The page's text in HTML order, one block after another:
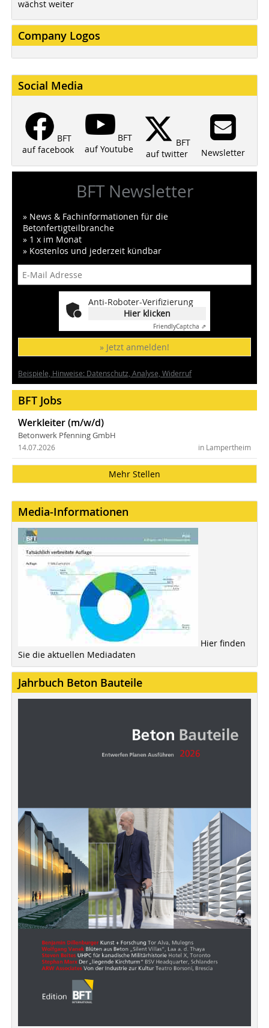
wächst weiter
Company Logos
Social Media
BFT
auf facebook
BFT
auf Youtube
BFT
auf twitter
Newsletter
BFT Newsletter
» News & Fachinformationen für die
Betonfertigteilbranche
» 1 x im Monat
» Kostenlos und jederzeit kündbar
Anti-Roboter-Verifizierung
Hier klicken
FriendlyCaptcha ⇗
» Jetzt anmelden!
Beispiele, Hinweise: Datenschutz, Analyse, Widerruf
BFT Jobs
Werkleiter (m/w/d)
Betonwerk Pfenning GmbH
in Lampertheim
14.07.2026
Mehr Stellen
Media-Informationen
Hier finden
Sie die aktuellen Mediadaten
Jahrbuch Beton Bauteile